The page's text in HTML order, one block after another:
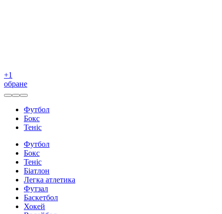
+1
обране
Футбол
Бокс
Теніс
Футбол
Бокс
Теніс
Біатлон
Легка атлетика
Футзал
Баскетбол
Хокей